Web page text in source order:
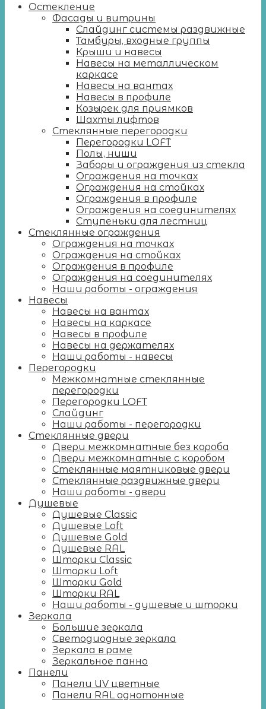
Остекление
Фасады и витрины
Слайдинг системы раздвижные
Тамбуры, входные группы
Крыши и навесы
Навесы на металлическом
каркасе
Навесы на вантах
Навесы в профиле
Козырек для приямков
Шахты лифтов
Стеклянные перегородки
Перегородки LOFT
Полы, ниши
Заборы и ограждения из стекла
Ограждения на точках
Ограждения на стойках
Ограждения в профиле
Ограждения на соединителях
Ступеньки для лестниц
Стеклянные ограждения
Ограждения на точках
Ограждения на стойках
Ограждения в профиле
Ограждения на соединителях
Наши работы - ограждения
Навесы
Навесы на вантах
Навесы на каркасе
Навесы в профиле
Навесы на держателях
Наши работы - навесы
Перегородки
Межкомнатные стеклянные
перегородки
Перегородки LOFT
Слайдинг
Наши работы - перегородки
Стеклянные двери
Двери межкомнатные без короба
Двери межкомнатные с коробом
Стеклянные маятниковые двери
Стеклянные раздвижные двери
Наши работы - двери
Душевые
Душевые Classic
Душевые Loft
Душевые Gold
Душевые RAL
Шторки Classic
Шторки Loft
Шторки Gold
Шторки RAL
Наши работы - душевые и шторки
Зеркала
Большие зеркала
Светодиодные зеркала
Зеркала в раме
Зеркальное панно
Панели
Панели UV цветные
Панели RAL однотонные